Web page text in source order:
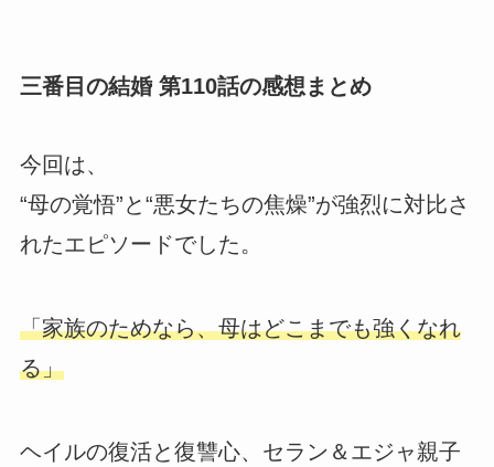
三番目の結婚 第110話の感想まとめ
今回は、
“母の覚悟”と“悪女たちの焦燥”が強烈に対比さ
れたエピソードでした。
「家族のためなら、母はどこまでも強くなれ
る」
ヘイルの復活と復讐心、セラン＆エジャ親子